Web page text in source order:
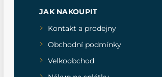
JAK NAKOUPIT
Kontakt a prodejny
Obchodní podmínky
Velkoobchod